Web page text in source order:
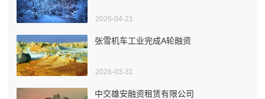
2026-04-21
张雪机车工业完成A轮融资
2026-03-31
中交雄安融资租赁有限公司